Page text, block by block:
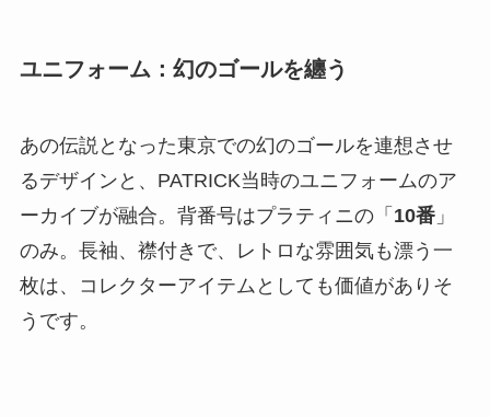
ユニフォーム：幻のゴールを纏う
あの伝説となった東京での幻のゴールを連想させ
るデザインと、PATRICK当時のユニフォームのア
ーカイブが融合。背番号はプラティニの「 10番」
のみ。長袖、襟付きで、レトロな雰囲気も漂う一
枚は、コレクターアイテムとしても価値がありそ
うです。